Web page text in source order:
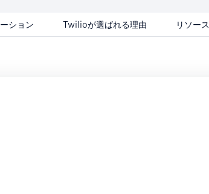
ション Twilioが選ばれる理由 リソース